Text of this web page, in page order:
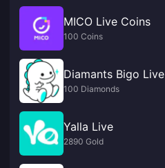
MICO Live Coins
100 Coins
Diamants Bigo Live
100 Diamonds
Yalla Live
2890 Gold